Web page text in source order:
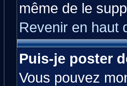
même de le
Revenir en haut
Puis-je poster
Vous pouvez